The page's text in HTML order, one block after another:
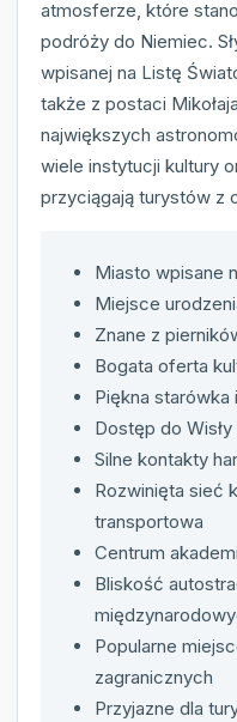
atmosferze, które
podróży do Niemiec.
wpisanej na Listę
także z postaci
największych
wiele instytucji kultury
przyciągają turystów z
Miasto wpisane
Miejsce
Znane z
Bogata oferta
Piękna
Dostęp do
Silne kontakty
Rozwinięta sieć
transportowa
Centrum
Bliskość
Popularne
zagranicznych
Przyjazne dla